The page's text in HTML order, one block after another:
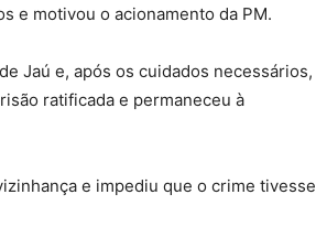
e motivou o acionamento da PM.
Jaú e, após os cuidados necessários,
ratificada e permaneceu à
e impediu que o crime tivesse